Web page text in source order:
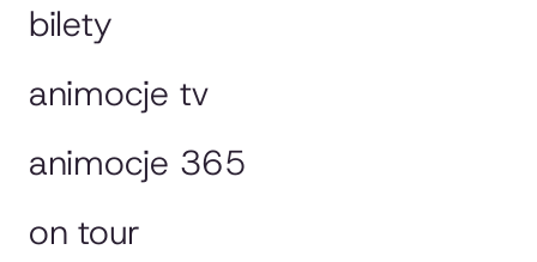
bilety
animocje tv
animocje 365
on tour